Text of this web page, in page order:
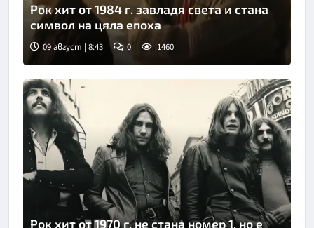
Рок хит от 1984 г. завладя света и стана
символ на цяла епоха
09 август | 8:43 0 1460
Рок хит от 1970 г. не стана номер 1, но е